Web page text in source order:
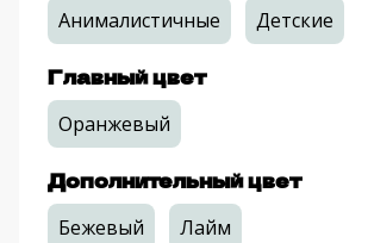
Анималистичные Детские
Главный цвет
Оранжевый
Дополнительный цвет
Бежевый Лайм